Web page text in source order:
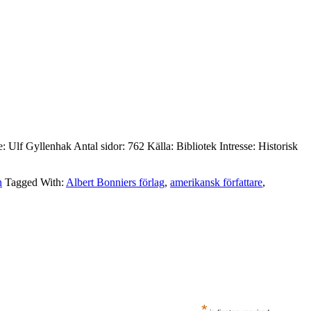
Ulf Gyllenhak Antal sidor: 762 Källa: Bibliotek Intresse: Historisk
Tagged With: Albert Bonniers förlag, amerikansk författare,